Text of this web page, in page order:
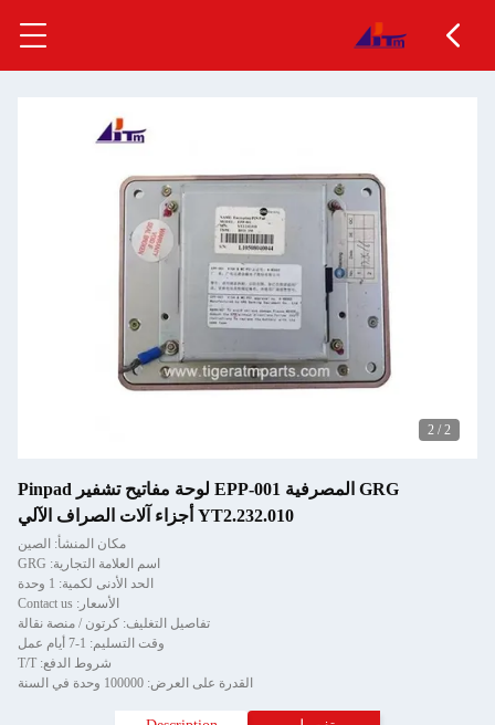
/
2
GRG المصرفية EPP-001 لوحة مفاتيح تشفير Pinpad
YT2.232.010 أجزاء آلات الصراف الآلي
مكان المنشأ: الصين
اسم العلامة التجارية: GRG
الحد الأدنى لكمية: 1 وحدة
الأسعار: Contact us
تفاصيل التغليف: كرتون / منصة نقالة
وقت التسليم: 1-7 أيام عمل
شروط الدفع: T/T
القدرة على العرض: 100000 وحدة في السنة